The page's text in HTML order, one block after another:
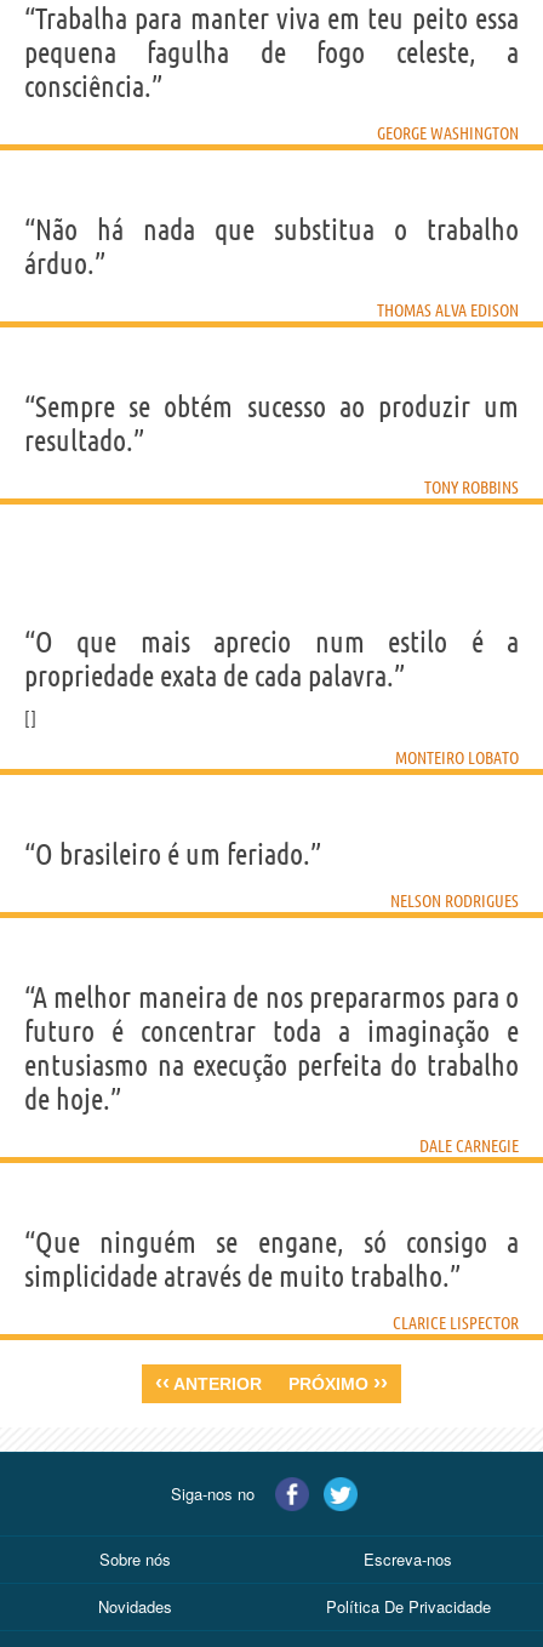
“Trabalha para manter viva em teu peito essa
pequena fagulha de fogo celeste, a
consciência.”
GEORGE WASHINGTON
“Não há nada que substitua o trabalho
árduo.”
THOMAS ALVA EDISON
“Sempre se obtém sucesso ao produzir um
resultado.”
TONY ROBBINS
“O que mais aprecio num estilo é a
propriedade exata de cada palavra.”
MONTEIRO LOBATO
“O brasileiro é um feriado.”
NELSON RODRIGUES
“A melhor maneira de nos prepararmos para o
futuro é concentrar toda a imaginação e
entusiasmo na execução perfeita do trabalho
de hoje.”
DALE CARNEGIE
“Que ninguém se engane, só consigo a
simplicidade através de muito trabalho.”
CLARICE LISPECTOR
‹‹ ANTERIOR PRÓXIMO ››
Siga-nos no
Sobre nós Escreva-nos
Novidades Política De Privacidade